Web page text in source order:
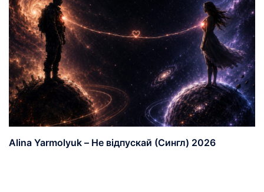
Alina Yarmolyuk – Не відпускай (Сингл) 2026